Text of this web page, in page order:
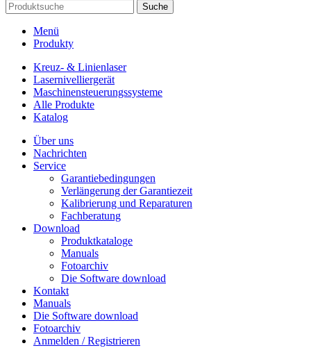
Suche
Menü
Produkty
Kreuz- & Linienlaser
Lasernivelliergerät
Maschinensteuerungssysteme
Alle Produkte
Katalog
Über uns
Nachrichten
Service
Garantiebedingungen
Verlängerung der Garantiezeit
Kalibrierung und Reparaturen
Fachberatung
Download
Produktkataloge
Manuals
Fotoarchiv
Die Software download
Kontakt
Manuals
Die Software download
Fotoarchiv
Anmelden / Registrieren